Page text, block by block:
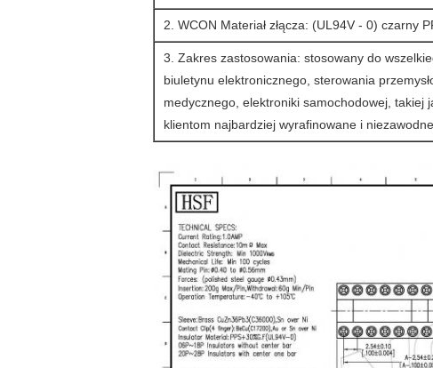
2. WCON Materiał złącza: (UL94V - 0) czarny
3. Zakres zastosowania: stosowany do
biuletynu elektronicznego, sterowania
medycznego, elektroniki samochodowej, takiej
klientom najbardziej wyrafinowane i niezawodne